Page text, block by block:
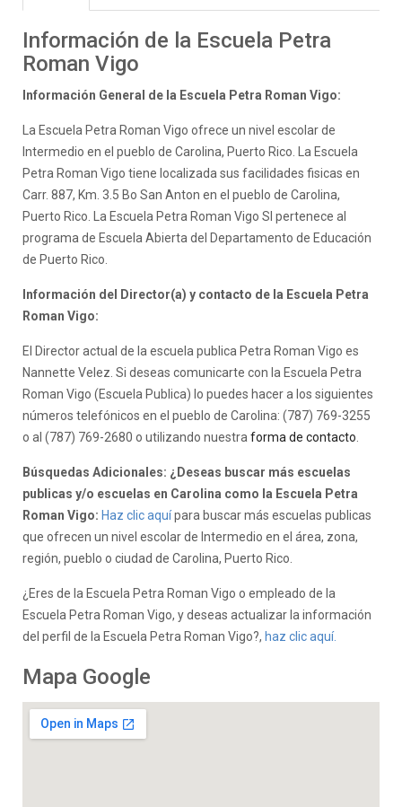
Información de la Escuela Petra
Roman Vigo
Información General de la Escuela Petra Roman Vigo:
La Escuela Petra Roman Vigo ofrece un nivel escolar de
Intermedio en el pueblo de Carolina, Puerto Rico. La Escuela
Petra Roman Vigo tiene localizada sus facilidades fisicas en
Carr. 887, Km. 3.5 Bo San Anton en el pueblo de Carolina,
Puerto Rico. La Escuela Petra Roman Vigo SI pertenece al
programa de Escuela Abierta del Departamento de Educación
de Puerto Rico.
Información del Director(a) y contacto de la Escuela Petra
Roman Vigo:
El Director actual de la escuela publica Petra Roman Vigo es
Nannette Velez. Si deseas comunicarte con la Escuela Petra
Roman Vigo (Escuela Publica) lo puedes hacer a los siguientes
números telefónicos en el pueblo de Carolina: (787) 769-3255
o al (787) 769-2680 o utilizando nuestra forma de contacto
Búsquedas Adicionales: ¿Deseas buscar más escuelas
publicas y/o escuelas en Carolina como la Escuela Petra
Roman Vigo: Haz clic aquípara buscar más escuelas publicas
que ofrecen un nivel escolar de Intermedio en el área, zona,
región, pueblo o ciudad de Carolina, Puerto Rico.
¿Eres de la Escuela Petra Roman Vigo o empleado de la
Escuela Petra Roman Vigo, y deseas actualizar la información
del perfil de la Escuela Petra Roman Vigo?, haz clic aquí.
Mapa Google